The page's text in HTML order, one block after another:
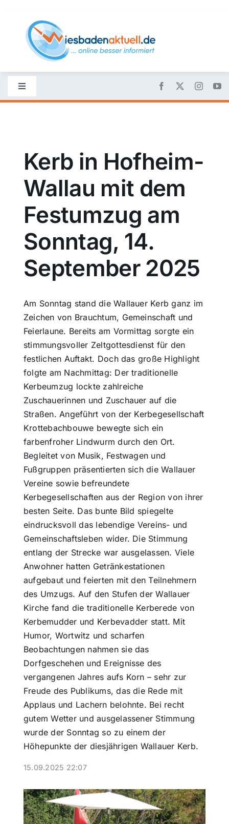
content
Toggle
Navigation
Politik
Wirtschaft
Sport
Panorama
Mein Stadtteil
Galerie
Verkehrsmeldungen
Polizeimeldungen
Themen und Termine
Kerb in Hofheim-
Wallau mit dem
Festumzug am
Sonntag, 14.
September 2025
Am Sonntag stand die Wallauer Kerb ganz im
Zeichen von Brauchtum, Gemeinschaft und
Feierlaune. Bereits am Vormittag sorgte ein
stimmungsvoller Zeltgottesdienst für den
festlichen Auftakt. Doch das große Highlight
folgte am Nachmittag: Der traditionelle
Kerbeumzug lockte zahlreiche
Zuschauerinnen und Zuschauer auf die
Straßen. Angeführt von der Kerbegesellschaft
Krottebachbouwe bewegte sich ein
farbenfroher Lindwurm durch den Ort.
Begleitet von Musik, Festwagen und
Fußgruppen präsentierten sich die Wallauer
Vereine sowie befreundete
Kerbegesellschaften aus der Region von ihrer
besten Seite. Das bunte Bild spiegelte
eindrucksvoll das lebendige Vereins- und
Gemeinschaftsleben wider. Die Stimmung
entlang der Strecke war ausgelassen. Viele
Anwohner hatten Getränkestationen
aufgebaut und feierten mit den Teilnehmern
des Umzugs. Auf den Stufen der Wallauer
Kirche fand die traditionelle Kerberede von
Kerbemudder und Kerbevadder statt. Mit
Humor, Wortwitz und scharfen
Beobachtungen nahmen sie das
Dorfgeschehen und Ereignisse des
vergangenen Jahres aufs Korn – sehr zur
Freude des Publikums, das die Rede mit
Applaus und Lachern belohnte. Bei recht
gutem Wetter und ausgelassener Stimmung
wurde der Sonntag so zu einem der
Höhepunkte der diesjährigen Wallauer Kerb.
15.09.2025 22:07